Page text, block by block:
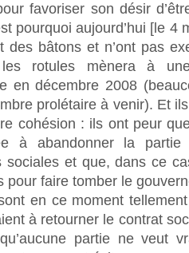
favoriser son désir
pourquoi aujourd’hui [le
des bâtons et n’ont pas
rotules mènera à
en décembre 2008
prolétaire à venir). Et
cohésion : ils ont peur
à abandonner la
sociales et que, dans ce
pour faire tomber le
en ce moment
à retourner le contrat
partie ne veut